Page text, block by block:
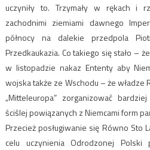
uczyniły to. Trzymały w rękach i
zachodnimi ziemiami dawnego
północy na dalekie przedpola
Przedkaukazia. Co takiego się stało –
w listopadzie nakaz Ententy aby
wojska także ze Wschodu – że władze
„Mitteleuropa” zorganizować
ściślej powiązanych z Niemcami form
Przecież posługiwanie się Równo Sto
celu uczynienia Odrodzonej Polski